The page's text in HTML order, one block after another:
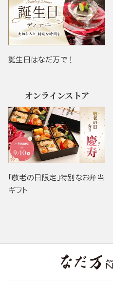
誕生日はなだ万で！
オンラインストア
「敬老の日限定」特別なお弁当
ギフト